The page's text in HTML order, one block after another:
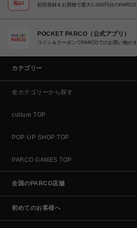
初回登録＆お買物で最大1,500円分のPARCO
POCKET PARCO（公式アプリ）
コイン＆クーポンでPARCOでのお買い物が
カテゴリー
全カテゴリーから探す
culture TOP
POP-UP SHOP TOP
PARCO GAMES TOP
全国のPARCO店舗
初めてのお客様へ